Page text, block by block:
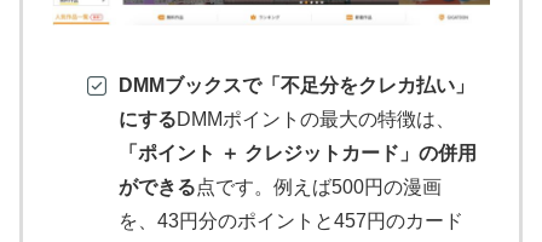
DMMブックスで「不足分をクレカ払い」
にするDMMポイントの最大の特徴は、
「ポイント ＋ クレジットカード」の併用
ができる点です。例えば500円の漫画
を、43円分のポイントと457円のカード